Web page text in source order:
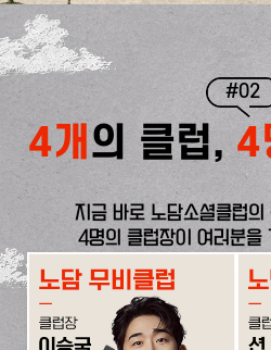
#02
4개 의 클럽, 4
지금 바로 노담소셜클럽
4명의 클럽장이 여러분을